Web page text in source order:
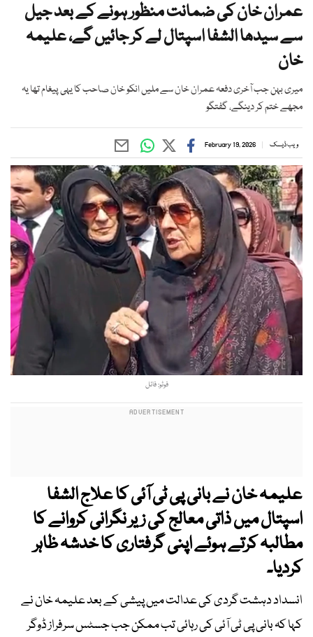
عمران خان کی ضمانت منظور ہونے کے بعد جیل
سے سیدھا الشفا اسپتال لے کر جائیں گے، علیمہ
خان
میری بہن جب آخری دفعہ عمران خان سے ملیں انکو خان صاحب کا یہی پیغام تھا یہ
مجھے ختم کر دینگے، گفتگو
ویب ڈیسک February 19, 2026
فوٹو: فائل
‎علیمہ خان نے بانی پی ٹی آئی کا علاج الشفا
اسپتال میں ذاتی معالج کی زیر نگرانی کروانے کا
مطالبہ کرتے ہوئے اپنی گرفتاری کا خدشہ ظاہر
کردیا۔
انسداد دہشت گردی کی عدالت میں پیشی کے بعد ‎علیمہ خان نے
کہا کہ بانی پی ٹی آئی کی رہائی تب ممکن جب جسٹس سرفراز ڈوگر